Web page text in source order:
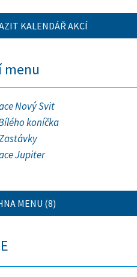
KALENDÁŘ AKCÍ
menu
Nový Svit
koníčka
Jupiter
MENU (8)